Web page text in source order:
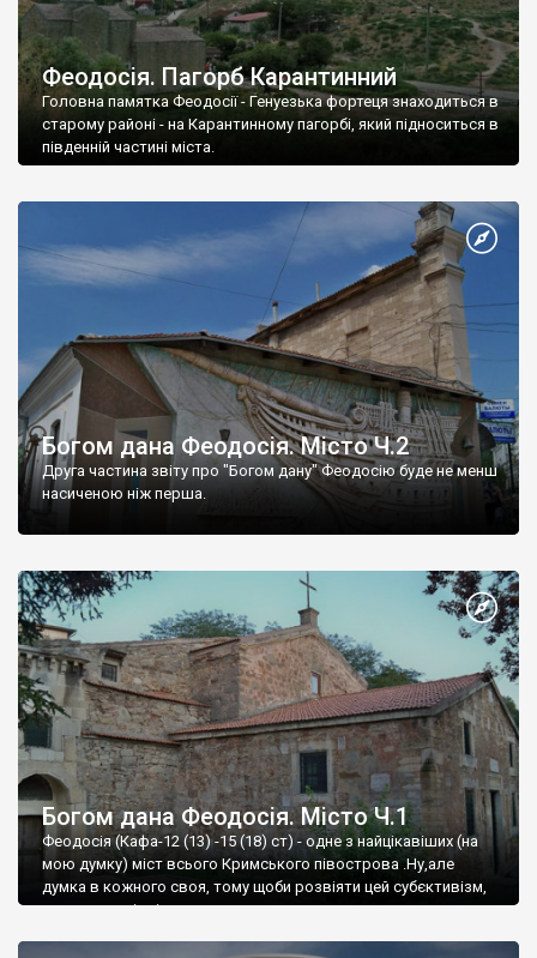
Феодосія. Пагорб Карантинний
Головна памятка Феодосії - Генуезька фортеця знаходиться в
старому районі - на Карантинному пагорбі, який підноситься в
південній частині міста.
Богом дана Феодосія. Місто Ч.2
Друга частина звіту про "Богом дану" Феодосію буде не менш
насиченою ніж перша.
Богом дана Феодосія. Місто Ч.1
Феодосія (Кафа-12 (13) -15 (18) ст) - одне з найцікавіших (на
мою думку) міст всього Кримського півострова .Ну,але
думка в кожного своя, тому щоби розвіяти цей субєктивізм,
запрошую відвідати це